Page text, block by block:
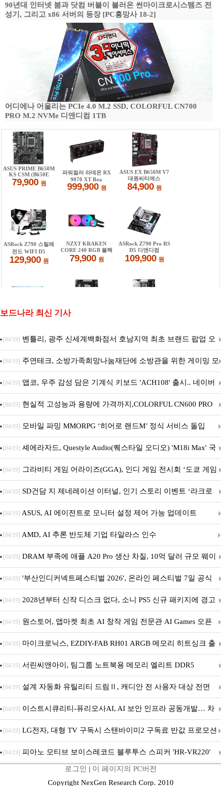
90년대 인터넷 붐과 닷컴 버블이 불러온 썬마이크로시스템즈 전
성기, 그리고 x86 서버의 등장 [PC흥망사 18-2]
어디에나 어울리는 PCIe 4.0 M.2 SSD, COLORFUL CN700
PRO M.2 NVMe 디앤디컴 1TB
보드나라 최신 기사
[04/19] 벤틀리, 광주 신세계백화점서 호남지역 최초 브랜드 팝업 오
픈
[04/19] 주연테크, 소방가족희망나눔재단에 소방관을 위한 게이밍 모
니터·스마트 펫 침대 기부
[04/19] 앱코, 우주 감성 담은 기계식 키보드 'ACH108' 출시.. 네이버
브랜드데이 기획전 진행
[04/19] 현실적 고성능과 용량에 가격까지,COLORFUL CN600 PRO
M.2 NVMe 디앤디컴 1TB
[04/19] 모바일 파밍 MMORPG ‘히어로 랜드M’ 정식 서비스 돌입
[04/19] 셰에라자드, Questyle Audio(퀘스타일 오디오) 'M18i Max' 국
내 정식 출시
[04/19] 그라비티 게임 어라이즈(GGA), 인디 게임 전시회 ‘도쿄 게임
던전 13’ 참가!
[04/19] SD건담 지 제네레이션 이터널, 인기 스토리 이벤트 ‘라크로
아의 용사’ 재개최 및 풍성한 기념 이벤트 실시!
[04/19] ASUS, AI 에이전트로 모니터 설정 제어 가능 업데이트
[04/19] AMD, AI 추론 반도체 기업 타알라스 인수
[04/19] DRAM 부족에 애플 A20 Pro 생산 차질, 10억 달러 규모 웨이
퍼 대기
[04/19] '부산인디커넥트페스티벌 2026', 온라인 페스티벌 7일 공식
개막... 22일간 진행
[04/19] 2028년부터 신작 디스크 없다, 소니 PS5 신규 패키지에 경고
문 추가
[04/19] 원스토어, 앱마켓 최초 AI 창작 게임 전문관 AI Games 오픈
[04/19] 마이크로닉스, EZDIY-FAB RH01 ARGB 메모리 히트싱크 출
시
[04/19] 서린씨앤아이, 팀그룹 노트북용 메모리 엘리트 DDR5
5600MHz 16GB 출시
[04/19] 설계 자동화 유틸리티 드림Ⅱ, 캐디안 전 사용자 대상 전면
무상 배포
[04/19] 이스트시큐리티-퓨리오사AI, AI 보안 인프라 공동개발… 차
세대 AI 보안 플랫폼 구축
[04/19] LG전자, 대형 TV 구독시 스탠바이미2 구독료 반값 프로모션
[04/19] 피아노 모티브 보이스레코드 블루투스 스피커 'HR-VR220'
로그인 | 이 페이지의 PC버전
Copyright NexGen Research Corp. 2010